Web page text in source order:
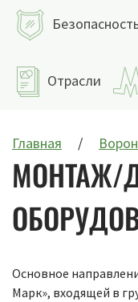
Отрасли
Главная
МОНТАЖ/
Основное
Марк», входящей в